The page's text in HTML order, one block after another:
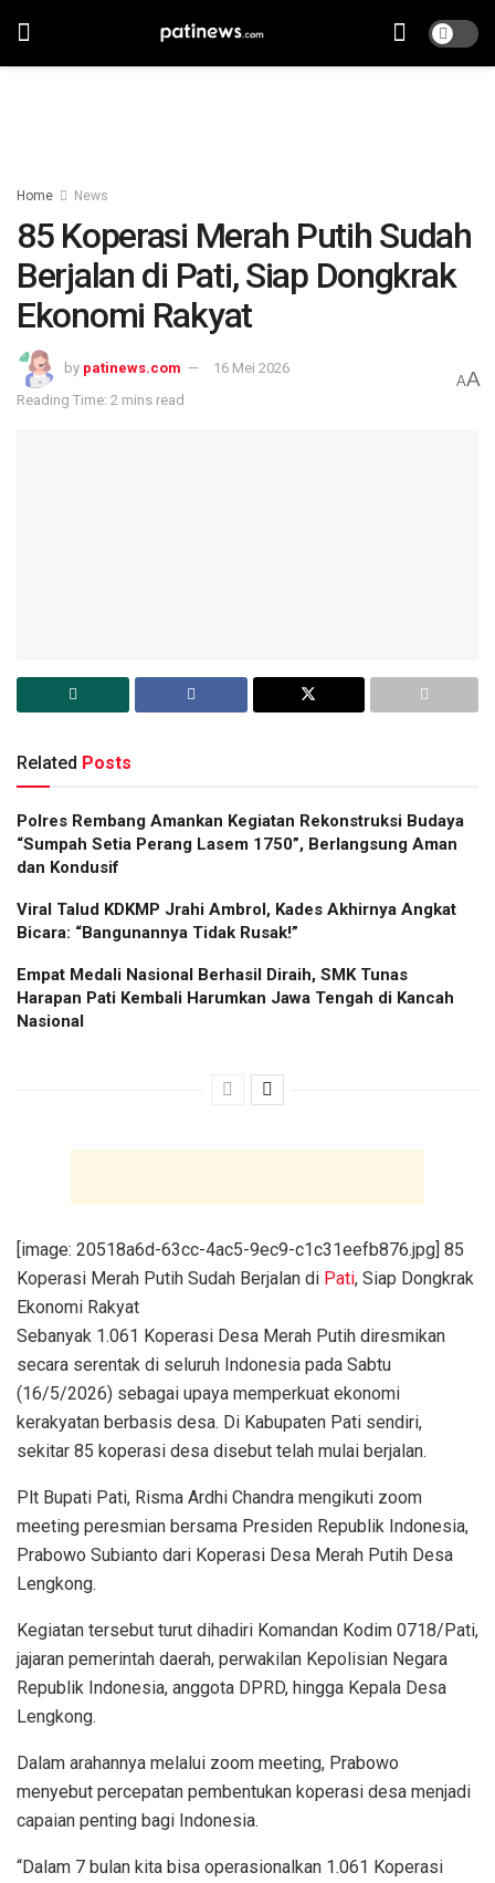
Home News
85 Koperasi Merah Putih Sudah
Berjalan di Pati, Siap Dongkrak
Ekonomi Rakyat
by patinews.com
16 Mei 2026
Reading Time: 2 mins read
AA
Related Posts
Polres Rembang Amankan Kegiatan Rekonstruksi Budaya
“Sumpah Setia Perang Lasem 1750”, Berlangsung Aman
dan Kondusif
Viral Talud KDKMP Jrahi Ambrol, Kades Akhirnya Angkat
Bicara: “Bangunannya Tidak Rusak!”
Empat Medali Nasional Berhasil Diraih, SMK Tunas
Harapan Pati Kembali Harumkan Jawa Tengah di Kancah
Nasional
[image: 20518a6d-63cc-4ac5-9ec9-c1c31eefb876.jpg] 85
Koperasi Merah Putih Sudah Berjalan di Pati, Siap Dongkrak
Ekonomi Rakyat
Sebanyak 1.061 Koperasi Desa Merah Putih diresmikan
secara serentak di seluruh Indonesia pada Sabtu
(16/5/2026) sebagai upaya memperkuat ekonomi
kerakyatan berbasis desa. Di Kabupaten Pati sendiri,
sekitar 85 koperasi desa disebut telah mulai berjalan.
Plt Bupati Pati, Risma Ardhi Chandra mengikuti zoom
meeting peresmian bersama Presiden Republik Indonesia,
Prabowo Subianto dari Koperasi Desa Merah Putih Desa
Lengkong.
Kegiatan tersebut turut dihadiri Komandan Kodim 0718/Pati,
jajaran pemerintah daerah, perwakilan Kepolisian Negara
Republik Indonesia, anggota DPRD, hingga Kepala Desa
Lengkong.
Dalam arahannya melalui zoom meeting, Prabowo
menyebut percepatan pembentukan koperasi desa menjadi
capaian penting bagi Indonesia.
“Dalam 7 bulan kita bisa operasionalkan 1.061 Koperasi